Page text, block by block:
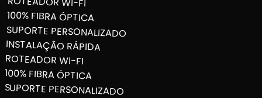
100% FIBRA ÓPTICA
SUPORTE PERSONALIZADO
INSTALAÇÃO RÁPIDA
ROTEADOR WI-FI
100% FIBRA ÓPTICA
SUPORTE PERSONALIZADO